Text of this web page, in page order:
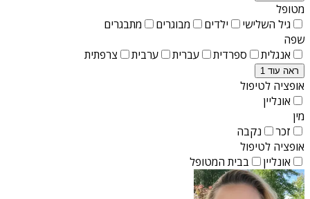
מטופל
גיל השלישי
ילדים מבוגרים
מתבגרים
שפה
אנגלית
ספרדית עברית ערבית צרפתית
ראה עוד 1
אופציה לטיפול
אונליין
מין
זכר
נקבה
אופציה לטיפול
אונליין
בבית המטופל